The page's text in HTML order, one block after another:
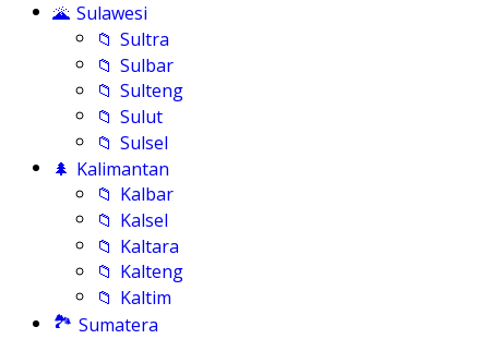
🌋 Sulawesi
📁 Sultra
📁 Sulbar
📁 Sulteng
📁 Sulut
📁 Sulsel
🌲 Kalimantan
📁 Kalbar
📁 Kalsel
📁 Kaltara
📁 Kalteng
📁 Kaltim
🏞️ Sumatera